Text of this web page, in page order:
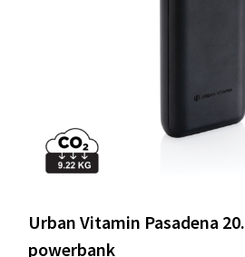
Urban Vitamin Pasadena
powerbank